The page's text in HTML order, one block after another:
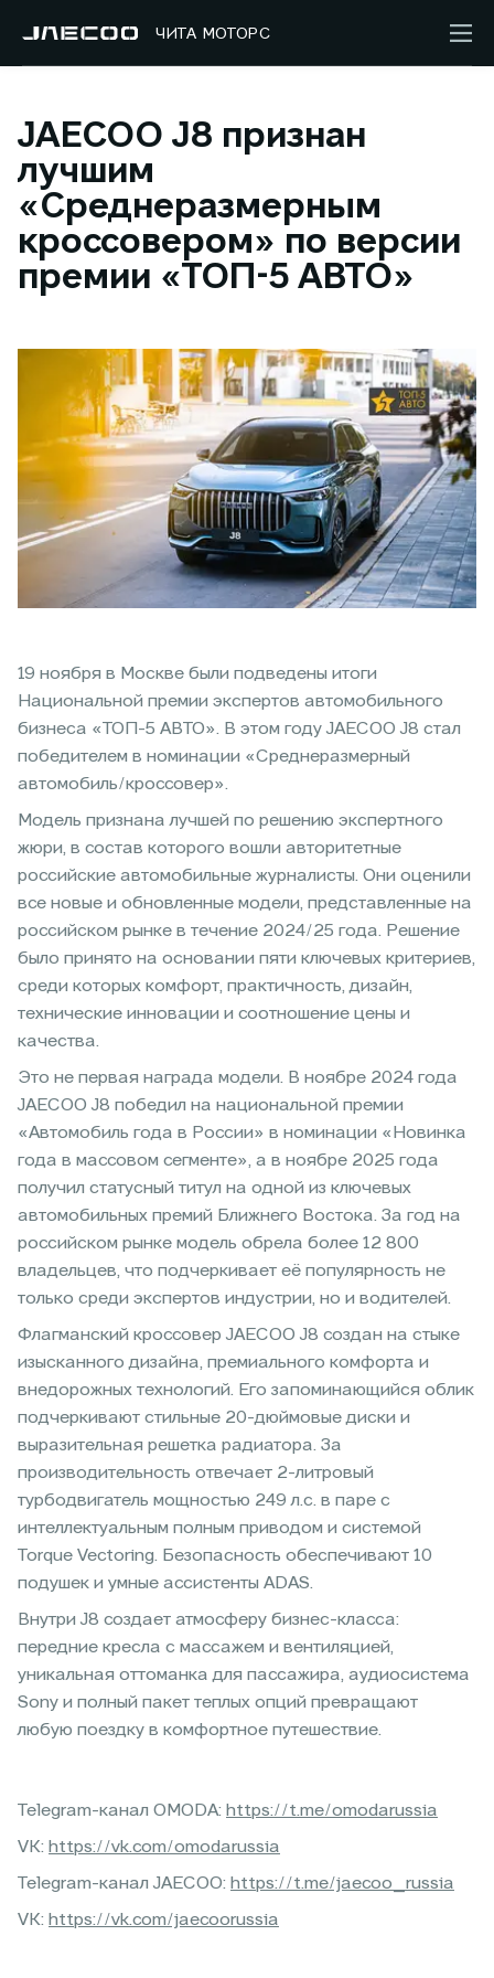
ЧИТА МОТОРС
JAECOO J8 признан
лучшим
«Среднеразмерным
кроссовером» по версии
премии «ТОП-5 АВТО»
19 ноября в Москве были подведены итоги
Национальной премии экспертов автомобильного
бизнеса «ТОП-5 АВТО». В этом году JAECOO J8 стал
победителем в номинации «Среднеразмерный
автомобиль/кроссовер».
Модель признана лучшей по решению экспертного
жюри, в состав которого вошли авторитетные
российские автомобильные журналисты. Они оценили
все новые и обновленные модели, представленные на
российском рынке в течение 2024/25 года. Решение
было принято на основании пяти ключевых критериев,
среди которых комфорт, практичность, дизайн,
технические инновации и соотношение цены и
качества.
Это не первая награда модели. В ноябре 2024 года
JAECOO J8 победил на национальной премии
«Автомобиль года в России» в номинации «Новинка
года в массовом сегменте», а в ноябре 2025 года
получил статусный титул на одной из ключевых
автомобильных премий Ближнего Востока. За год на
российском рынке модель обрела более 12 800
владельцев, что подчеркивает её популярность не
только среди экспертов индустрии, но и водителей.
Флагманский кроссовер JAECOO J8 создан на стыке
изысканного дизайна, премиального комфорта и
внедорожных технологий. Его запоминающийся облик
подчеркивают стильные 20-дюймовые диски и
выразительная решетка радиатора. За
производительность отвечает 2-литровый
турбодвигатель мощностью 249 л.с. в паре с
интеллектуальным полным приводом и системой
Torque Vectoring. Безопасность обеспечивают 10
подушек и умные ассистенты ADAS.
Внутри J8 создает атмосферу бизнес-класса:
передние кресла с массажем и вентиляцией,
уникальная оттоманка для пассажира, аудиосистема
Sony и полный пакет теплых опций превращают
любую поездку в комфортное путешествие.
Telegram-канал OMODA: https://t.me/omodarussia
VK: https://vk.com/omodarussia
Telegram-канал JAECOO: https://t.me/jaecoo_russia
VK: https://vk.com/jaecoorussia